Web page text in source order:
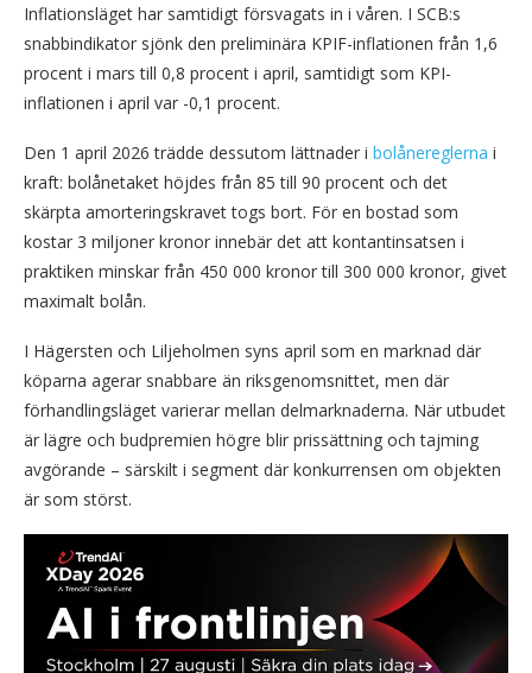
Inflationsläget har samtidigt försvagats in i våren. I SCB:s
snabbindikator sjönk den preliminära KPIF-inflationen från 1,6
procent i mars till 0,8 procent i april, samtidigt som KPI-
inflationen i april var -0,1 procent.
Den 1 april 2026 trädde dessutom lättnader i bolånereglerna i
kraft: bolånetaket höjdes från 85 till 90 procent och det
skärpta amorteringskravet togs bort. För en bostad som
kostar 3 miljoner kronor innebär det att kontantinsatsen i
praktiken minskar från 450 000 kronor till 300 000 kronor, givet
maximalt bolån.
I Hägersten och Liljeholmen syns april som en marknad där
köparna agerar snabbare än riksgenomsnittet, men där
förhandlingsläget varierar mellan delmarknaderna. När utbudet
är lägre och budpremien högre blir prissättning och tajming
avgörande – särskilt i segment där konkurrensen om objekten
är som störst.